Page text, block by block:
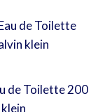
de Toilette 200